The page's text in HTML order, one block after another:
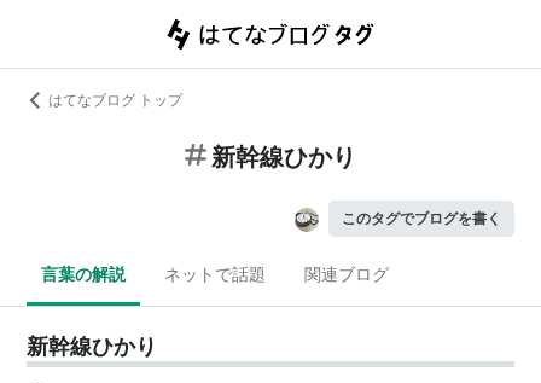
はてなブログ トップ
新幹線ひかり
このタグでブログを書く
言葉の解説 ネットで話題 関連ブログ
新幹線ひかり